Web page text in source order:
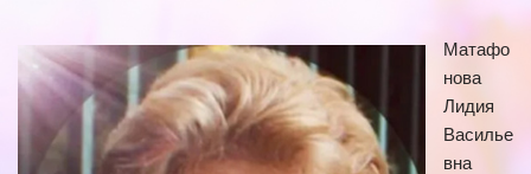
Матафо
нова
Лидия
Василье
вна